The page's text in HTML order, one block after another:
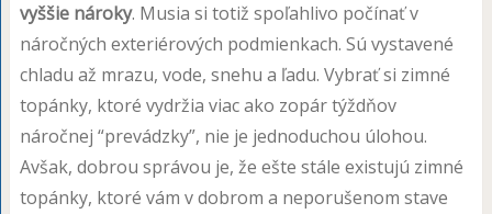
vyššie nároky. Musia si totiž spoľahlivo počínať v
náročných exteriérových podmienkach. Sú vystavené
chladu až mrazu, vode, snehu a ľadu. Vybrať si zimné
topánky, ktoré vydržia viac ako zopár týždňov
náročnej “prevádzky”, nie je jednoduchou úlohou.
Avšak, dobrou správou je, že ešte stále existujú zimné
topánky, ktoré vám v dobrom a neporušenom stave